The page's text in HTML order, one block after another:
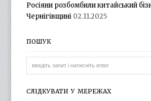
Росіяни розбомбили китайський
Чернігівщині 02.11.2025
ПОШУК
СЛІДКУВАТИ У МЕРЕЖАХ